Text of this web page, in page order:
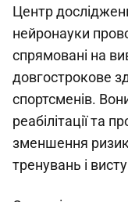
Центр
нейронауки
спрямовані на
довгострокове
спортсменів.
реабілітації та
зменшення
тренувань і